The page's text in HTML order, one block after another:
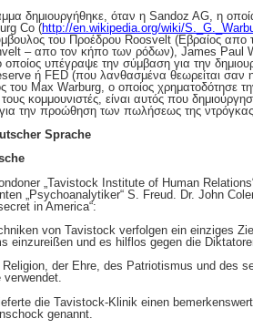
δημιουργήθηκε, όταν η Sandoz AG, η
Co (http://en.wikipedia.org/wiki/
του Προέδρου Roosvelt (Εβραίος απο
– απο τον κήπο των ρόδων), James Paul
υπέγραψε την σύμβαση για την
ή FED (που λανθασμένα θεωρείται σαν
του Max Warburg, ο οποίος χρηματοδότησε
κομμουνιστές, είναι αυτός που
την προώθηση των πωλήσεως της
Sprache
„Tavistock Institute of Human
„Psychoanalytiker“ S. Freud. Dr. John
in America“:
von Tavistock verfolgen ein einziges
einzureißen und es hilflos gegen die
der Ehre, des Patriotismus und des
die Tavistock-Klinik einen
genannt.